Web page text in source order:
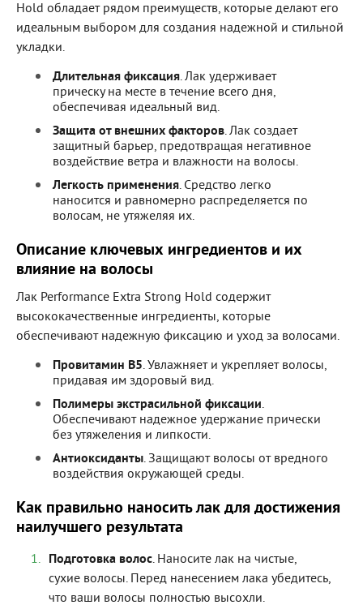
Hold обладает рядом преимуществ, которые делают его
идеальным выбором для создания надежной и стильной
укладки.
Длительная фиксация. Лак удерживает
прическу на месте в течение всего дня,
обеспечивая идеальный вид.
Защита от внешних факторов. Лак создает
защитный барьер, предотвращая негативное
воздействие ветра и влажности на волосы.
Легкость применения. Средство легко
наносится и равномерно распределяется по
волосам, не утяжеляя их.
Описание ключевых ингредиентов и их
влияние на волосы
Лак Performance Extra Strong Hold содержит
высококачественные ингредиенты, которые
обеспечивают надежную фиксацию и уход за волосами.
Провитамин B5. Увлажняет и укрепляет волосы,
придавая им здоровый вид.
Полимеры экстрасильной фиксации.
Обеспечивают надежное удержание прически
без утяжеления и липкости.
Антиоксиданты. Защищают волосы от вредного
воздействия окружающей среды.
Как правильно наносить лак для достижения
наилучшего результата
Подготовка волос. Наносите лак на чистые,
сухие волосы. Перед нанесением лака убедитесь,
что ваши волосы полностью высохли.